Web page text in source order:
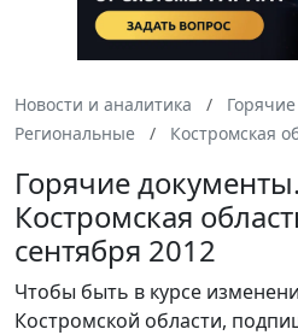
Новости и аналитика
Региональные
Костромская
Горячие документы.
Костромская
сентября 2012
Чтобы быть в курсе
Костромской области,